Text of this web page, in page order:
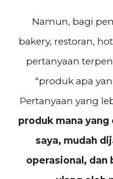
Namun, bagi
bakery, restoran,
pertanyaan
“produk apa
Pertanyaan yang
produk mana
saya, mudah
operasional,